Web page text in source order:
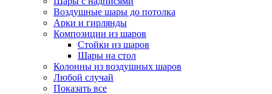
Воздушные шары до потолка
Арки и гирлянды
Композиции из шаров
Стойки из шаров
Шары на стол
Колонны из воздушных шаров
Любой случай
Показать все